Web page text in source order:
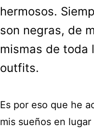
hermosos.
son negras, de
mismas de toda
outfits.
Es por eso que he
mis sueños en